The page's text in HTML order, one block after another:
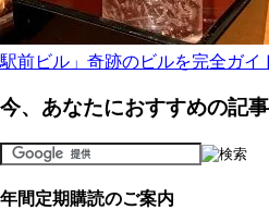
駅前ビル」奇跡のビルを完全ガイ
今、あなたにおすすめの記事
年間定期購読のご案内